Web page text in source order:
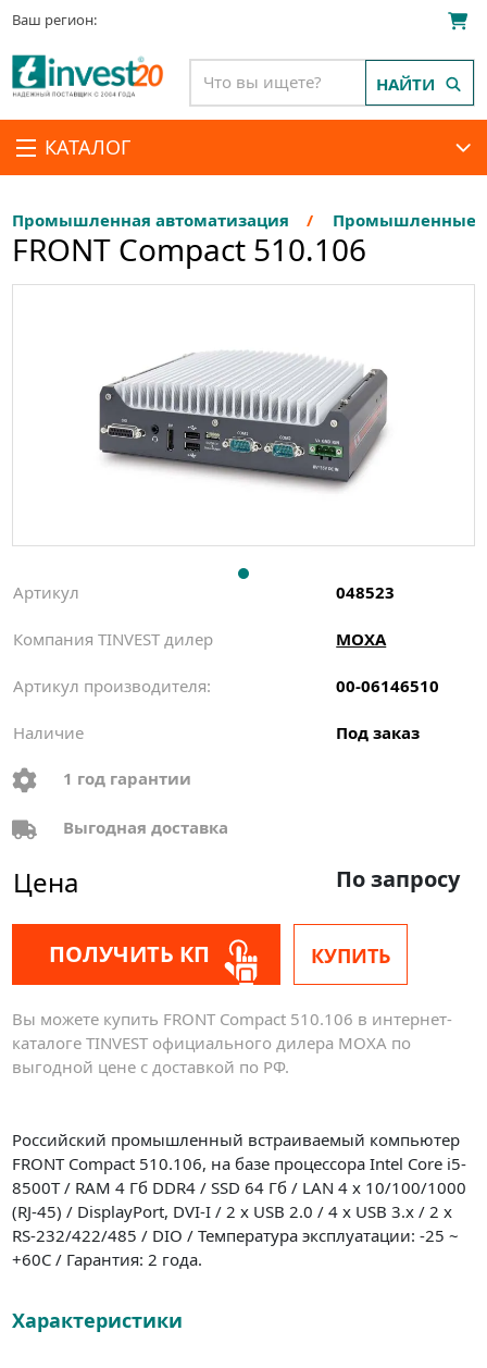
Ваш регион:
КАТАЛОГ
НАЙТИ
Промышленная автоматизация Промышленные
FRONT Compact 510.106
Артикул 048523
Компания TINVEST дилер MOXA
Артикул производителя: 00-06146510
Наличие Под заказ
1 год гарантии
Выгодная доставка
Цена По запросу
ПОЛУЧИТЬ КП КУПИТЬ
Вы можете купить FRONT Compact 510.106 в интернет-
каталоге TINVEST официального дилера MOXA по
выгодной цене с доставкой по РФ.
Российский промышленный встраиваемый компьютер
FRONT Compact 510.106, на базе процессора Intel Core i5-
8500T / RAM 4 Гб DDR4 / SSD 64 Гб / LAN 4 x 10/100/1000
(RJ-45) / DisplayPort, DVI-I / 2 x USB 2.0 / 4 x USB 3.x / 2 x
RS-232/422/485 / DIO / Температура эксплуатации: -25 ~
+60C / Гарантия: 2 года.
Характеристики